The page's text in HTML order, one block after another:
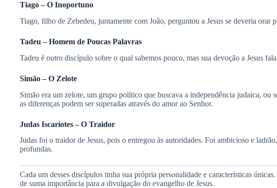
Tiago – O Inoportuno
Tiago, filho de Zebedeu, juntamente com João, perguntou a Jesus se deveria
Tadeu – Homem de Poucas Palavras
Tadeu é outro discípulo sobre o qual sabemos pouco, mas sua devoção a Jesus
Simão – O Zelote
Simão era um zelote, um grupo político que buscava a independência judaica, ou
as diferenças podem ser superadas através do amor ao Senhor.
Judas Iscariotes – O Traidor
Judas foi o traidor de Jesus, pois o entregou às autoridades. Foi ambicioso e
profundas.
Cada um desses discípulos tinha sua própria personalidade e características
de suma importância para a divulgação do evangelho de Jesus.